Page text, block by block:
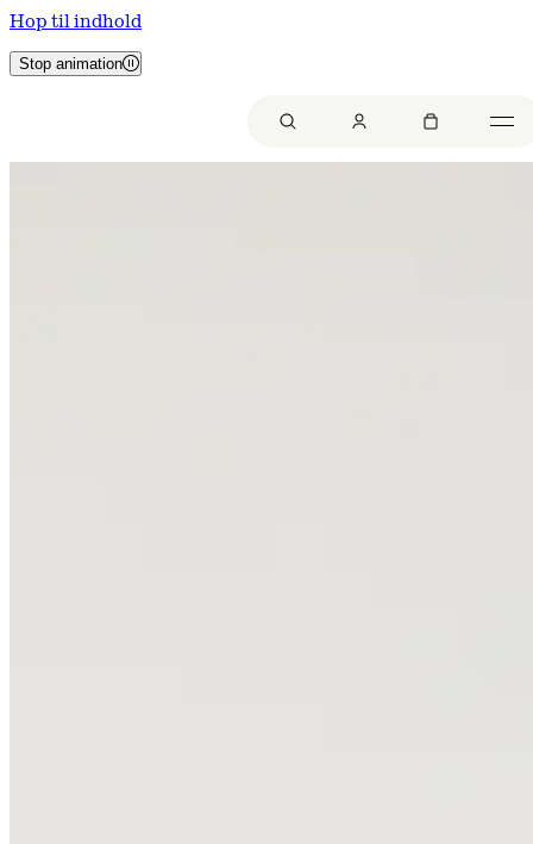
Hop til indhold
Stop animation